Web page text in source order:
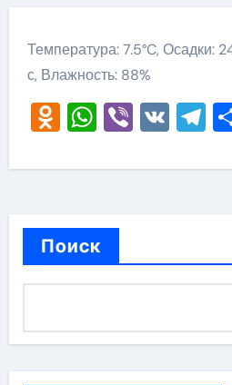
Температура: 7.5°C, Осадки:
с, Влажность: 88%
Viber
VK
Поиск